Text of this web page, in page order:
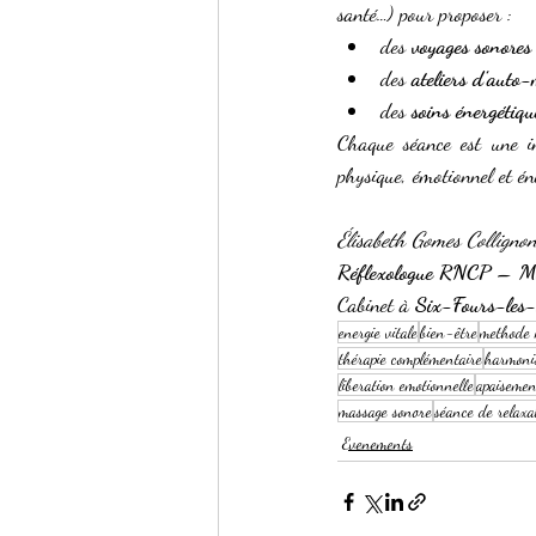
santé…) pour proposer :
des voyages
des ateliers
des soins
Chaque séance est
physique, émotionnel et
Élisabeth Gomes Collignon
Réflexologue RNCP –
Cabinet à Six-Fours-les-
energie vitalebien-être
thérapie complémentaire
liberation emotionnelle
massage sonoreséance de
Evenements